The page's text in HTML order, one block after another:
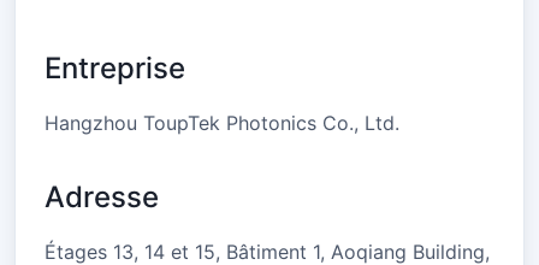
Entreprise
Hangzhou ToupTek Photonics Co., Ltd.
Adresse
Étages 13, 14 et 15, Bâtiment 1, Aoqiang Building,